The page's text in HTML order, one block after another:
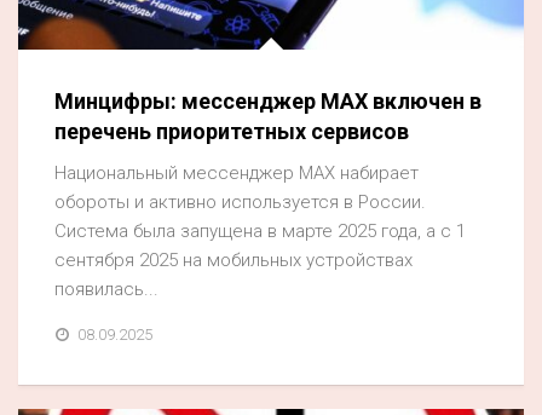
Минцифры: мессенджер MAX включен в
перечень приоритетных сервисов
Национальный мессенджер MAX набирает
обороты и активно используется в России.
Система была запущена в марте 2025 года, а с 1
сентября 2025 на мобильных устройствах
появилась...
08.09.2025